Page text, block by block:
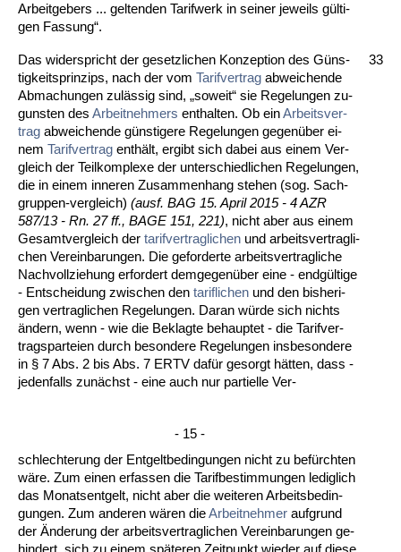
Ar­beit­ge­bers ... gel­ten­den Ta­rif­werk in sei­ner je­weils gülti­
gen Fas­sung“.
Das wi­der­spricht der ge­setz­li­chen Kon­zep­ti­on des Güns­
tig­keits­prin­zips, nach der vom Ta­rif­ver­trag ab­wei­chen­de
Ab­ma­chun­gen zulässig sind, „so­weit“ sie Re­ge­lun­gen zu­
guns­ten des Ar­beit­neh­mers ent­hal­ten. Ob einAr­beits­ver­
trag ab­wei­chen­de güns­ti­ge­re Re­ge­lun­gen ge­genüber ei­
nem Ta­rif­ver­trag enthält, er­gibt sich da­bei aus ei­nem Ver­
gleich der Teil­kom­ple­xe der un­ter­schied­li­chen Re­ge­lun­gen,
die in ei­nem in­ne­ren Zu­sam­men­hang ste­hen (sog. Sach­
grup­pen-ver­gleich) (ausf. BAG 15. April 2015 - 4 AZR
587/13 - Rn. 27 ff., BA­GE 151, 221), nicht aber aus ei­nem
Ge­samt­ver­gleich der ta­rif­ver­trag­li­chen und ar­beits­ver­trag­li­
chen Ver­ein­ba­run­gen. Die ge­for­der­te ar­beits­ver­trag­li­che
Nach­voll­zie­hung er­for­dert dem­ge­genüber ei­ne - endgülti­ge
- Ent­schei­dung zwi­schen den ta­rif­li­chen und den bis­he­ri­
gen ver­trag­li­chen Re­ge­lun­gen. Dar­an würde sich nichts
ändern, wenn - wie die Be­klag­te be­haup­tet - die Ta­rif­ver­
trags­par­tei­en durch be­son­de­re Re­ge­lun­gen ins­be­son­de­re
in § 7 Abs. 2 bis Abs. 7 ERTV da­für ge­sorgt hätten, dass -
je­den­falls zunächst - ei­ne auch nur par­ti­el­le Ver-
- 15 -
schlech­te­rung der Ent­gelt­be­din­gun­gen nicht zu befürch­ten
wäre. Zum ei­nen er­fas­sen die Ta­rif­be­stim­mun­gen le­dig­lich
das Mo­nats­ent­gelt, nicht aber die wei­te­ren Ar­beits­be­din­
gun­gen. Zum an­de­ren wären dieAr­beit­neh­mer auf­grund
der Ände­rung der ar­beits­ver­trag­li­chen Ver­ein­ba­run­gen ge­
33